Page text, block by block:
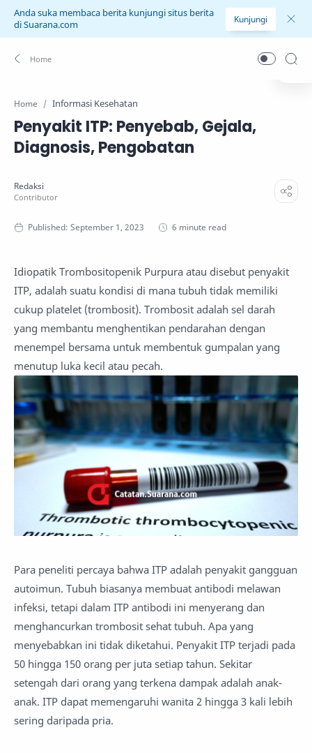
Anda suka membaca berita kunjungi situs berita
di Suarana.com
Kunjungi
Home Informasi Kesehatan
Penyakit ITP: Penyebab, Gejala,
Diagnosis, Pengobatan
6 minute read
Idiopatik Trombositopenik Purpura atau disebut penyakit
ITP, adalah suatu kondisi di mana tubuh tidak memiliki
cukup platelet (trombosit). Trombosit adalah sel darah
yang membantu menghentikan pendarahan dengan
menempel bersama untuk membentuk gumpalan yang
menutup luka kecil atau pecah.
Para peneliti percaya bahwa ITP adalah penyakit gangguan
autoimun. Tubuh biasanya membuat antibodi melawan
infeksi, tetapi dalam ITP antibodi ini menyerang dan
menghancurkan trombosit sehat tubuh. Apa yang
menyebabkan ini tidak diketahui. Penyakit ITP terjadi pada
50 hingga 150 orang per juta setiap tahun. Sekitar
setengah dari orang yang terkena dampak adalah anak-
anak. ITP dapat memengaruhi wanita 2 hingga 3 kali lebih
sering daripada pria.